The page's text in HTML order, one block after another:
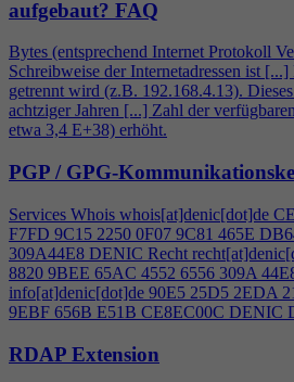
aufgebaut? FAQ
Bytes (entsprechend Internet Protokoll
Schreibweise der Internetadressen ist
getrennt wird (z.B. 192.168.4.13).
achtziger Jahren [...] Zahl der
etwa 3,4 E+38) erhöht.
PGP / GPG-
Services Whois whois[at]denic[dot]de
F7FD 9C15 2250 0F07 9C81 465E
309A44E8 DENIC Recht
8820 9BEE 65AC 4552 6556 309A
info[at]denic[dot]de 90E5 25D5 2EDA
9EBF 656B E51B CE8EC00C DENIC
RDAP Extension